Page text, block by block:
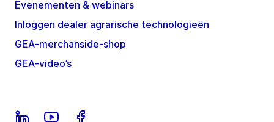
Evenementen & webinars
Inloggen dealer agrarische technologieën
GEA-merchanside-shop
GEA-video’s